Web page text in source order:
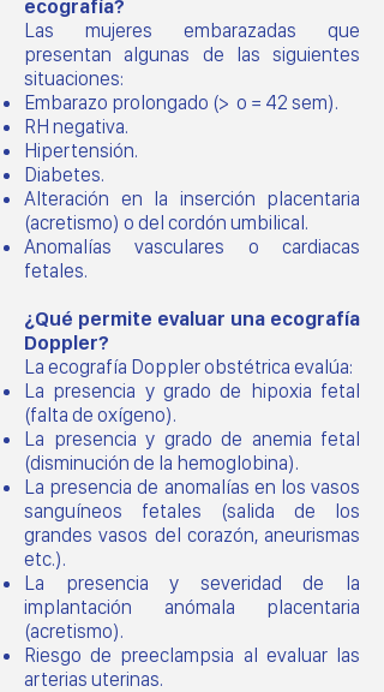
ecografía?
Las mujeres embarazadas que
presentan algunas de las siguientes
situaciones:
Embarazo prolongado (> o = 42 sem).
RH negativa.
Hipertensión.
Diabetes.
Alteración en la inserción placentaria
(acretismo) o del cordón umbilical.
Anomalías vasculares o cardiacas
fetales.
¿Qué permite evaluar una ecografía
Doppler?
La ecografía Doppler obstétrica evalúa:
La presencia y grado de hipoxia fetal
(falta de oxígeno).
La presencia y grado de anemia fetal
(disminución de la hemoglobina).
La presencia de anomalías en los vasos
sanguíneos fetales (salida de los
grandes vasos del corazón, aneurismas
etc.).
La presencia y severidad de la
implantación anómala placentaria
(acretismo).
Riesgo de preeclampsia al evaluar las
arterias uterinas.